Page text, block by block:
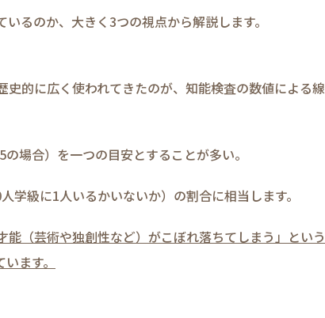
るのか、大きく3つの視点から解説します。
的に広く使われてきたのが、知能検査の数値による線
場合）を一つの目安とすることが多い。
級に1人いるかいないか）の割合に相当します。
（芸術や独創性など）がこぼれ落ちてしまう」という
ます。